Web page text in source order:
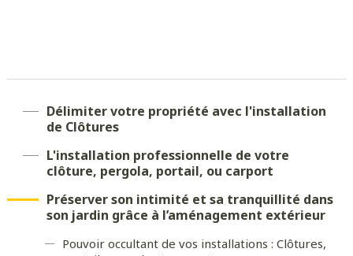
Délimiter votre propriété avec l'installation
de Clôtures
L'installation professionnelle de votre
clôture, pergola, portail, ou carport
Préserver son intimité et sa tranquillité dans
son jardin grâce à l’aménagement extérieur
Pouvoir occultant de vos installations : Clôtures,